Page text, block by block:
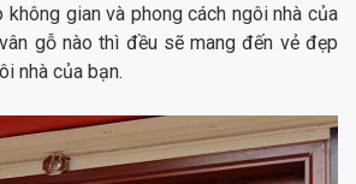
gian và phong cách ngôi nhà của
gỗ nào thì đều sẽ mang đến vẻ đẹp
nhà của bạn.